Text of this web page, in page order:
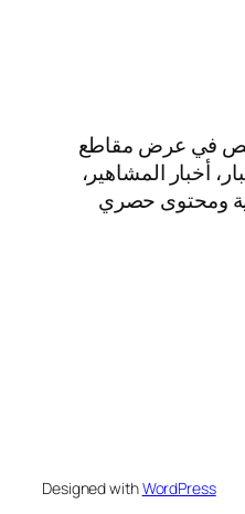
في عرض مقاطع
أخبار المشاهير،
ومحتوى حصري
Designed withWordPress